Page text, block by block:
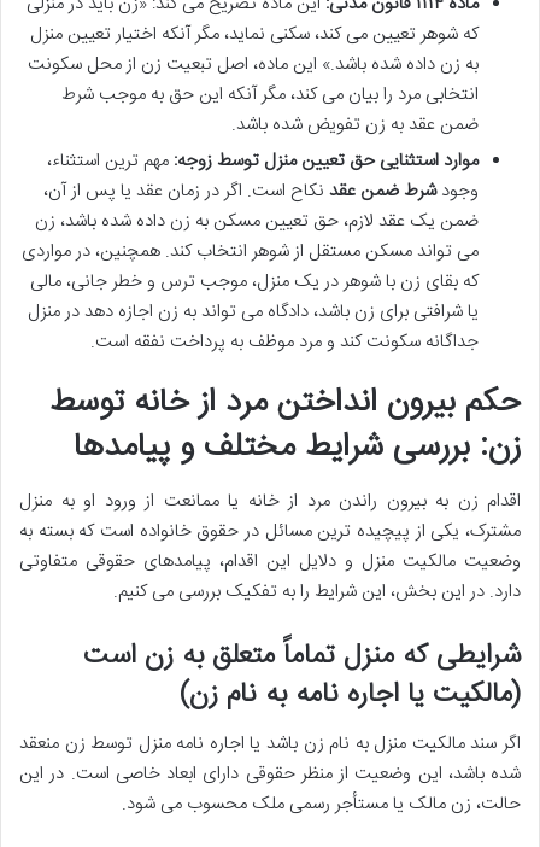
که شوهر تعیین می کند، سکنی نماید، مگر آنکه اختیار تعیین منزل
به زن داده شده باشد.» این ماده، اصل تبعیت زن از محل سکونت
انتخابی مرد را بیان می کند، مگر آنکه این حق به موجب شرط
ضمن عقد به زن تفویض شده باشد.
موارد استثنایی حق تعیین منزل توسط زوجه: مهم ترین استثناء،
وجودشرط ضمن عقد نکاح است. اگر در زمان عقد یا پس از آن،
ضمن یک عقد لازم، حق تعیین مسکن به زن داده شده باشد، زن
می تواند مسکن مستقل از شوهر انتخاب کند. همچنین، در مواردی
که بقای زن با شوهر در یک منزل، موجب ترس و خطر جانی، مالی
یا شرافتی برای زن باشد، دادگاه می تواند به زن اجازه دهد در منزل
جداگانه سکونت کند و مرد موظف به پرداخت نفقه است.
حکم بیرون انداختن مرد از خانه توسط
زن: بررسی شرایط مختلف و پیامدها
اقدام زن به بیرون راندن مرد از خانه یا ممانعت از ورود او به منزل
مشترک، یکی از پیچیده ترین مسائل در حقوق خانواده است که بسته به
وضعیت مالکیت منزل و دلایل این اقدام، پیامدهای حقوقی متفاوتی
دارد. در این بخش، این شرایط را به تفکیک بررسی می کنیم.
شرایطی که منزل تماماً متعلق به زن است
(مالکیت یا اجاره نامه به نام زن)
اگر سند مالکیت منزل به نام زن باشد یا اجاره نامه منزل توسط زن منعقد
شده باشد، این وضعیت از منظر حقوقی دارای ابعاد خاصی است. در این
حالت، زن مالک یا مستأجر رسمی ملک محسوب می شود.